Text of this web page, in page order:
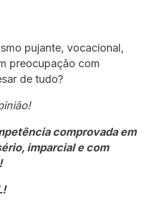
pujante, vocacional,
preocupação com
de tudo?
comprovada em
imparcial e com